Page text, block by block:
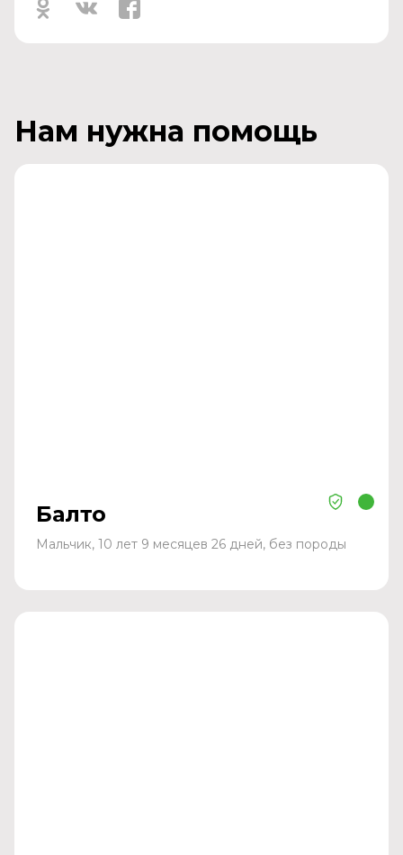
Нам нужна помощь
Балто
Мальчик, 10 лет 9 месяцев 26 дней, без породы